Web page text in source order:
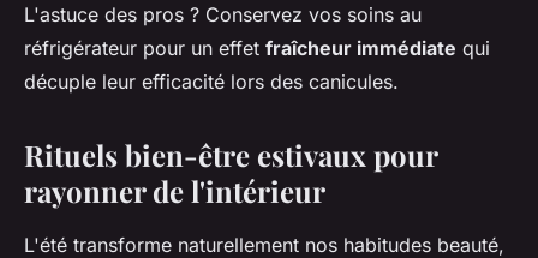
L'astuce des pros ? Conservez vos soins au
réfrigérateur pour un effet fraîcheur immédiate qui
décuple leur efficacité lors des canicules.
Rituels bien-être estivaux pour
rayonner de l'intérieur
L'été transforme naturellement nos habitudes beauté,